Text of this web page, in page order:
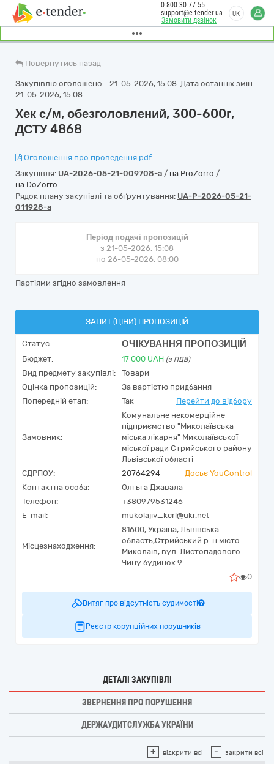
Замовити дзвінок
0 800 30 77 55
support@e-tender.ua
UK
Повернутись назад
Закупівлю оголошено - 21-05-2026, 15:08. Дата останніх змін -
21-05-2026, 15:08
Хек с/м, обезголовлений, 300-600г,
ДСТУ 4868
Оголошення про проведення.pdf
Закупівля: UA-2026-05-21-009708-a / на ProZorro /
на DoZorro
Рядок плану закупівлі та обґрунтування: UA-P-2026-05-21-
011928-a
Період подачі пропозицій
з 21-05-2026, 15:08
по 26-05-2026, 08:00
Партіями згідно замовлення
ЗАПИТ (ЦІНИ) ПРОПОЗИЦІЙ
Статус: ОЧІКУВАННЯ ПРОПОЗИЦІЙ
Бюджет: 17 000 UAH (з ПДВ)
Вид предмету закупівлі:
Товари
Оцінка пропозицій:
За вартістю придбання
Попередній етап:
Так Перейти до відбору
Замовник:
Комунальне некомерційне
підприємство "Миколаївська
міська лікарня" Миколаївської
міської ради Стрийського району
Львівської області
ЄДРПОУ:
20764294
Досьє YouControl
Контактна особа:
Олгьга Джавала
Телефон:
+380979531246
E-mail:
mukolajiv_kcrl@ukr.net
Місцезнаходження:
81600, Україна, Львівська
область,Стрийський р-н місто
Миколаїв, вул. Листопадового
Чину будинок 9
0
Витяг про відсутність судимості
Реєстр корупційних порушників
ДЕТАЛІ ЗАКУПІВЛІ
ЗВЕРНЕННЯ ПРО ПОРУШЕННЯ
ДЕРЖАУДИТСЛУЖБА УКРАЇНИ
+ відкрити всі - закрити всі